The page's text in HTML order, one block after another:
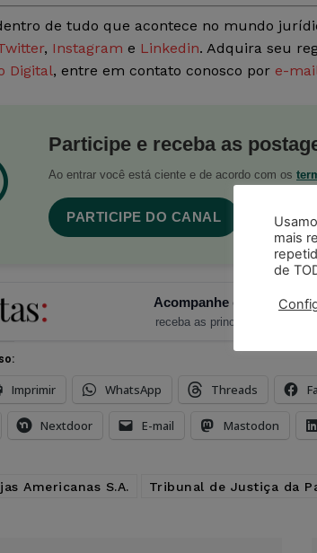
de tudo que acontece no mundo
, Instagram e Linkedin. Adquira seu
Digital, entre em contato conosco por e-
Participe e receba as
Ao entrar você está ciente e de acordo com os
PARTICIPE DO CANAL
Acompanhe o Juristas
receba as principais notícias
Imprimir WhatsApp Threads
Nextdoor E-mail Mastodon
Americanas S.A. Tribunal de Justiça da
mais
de